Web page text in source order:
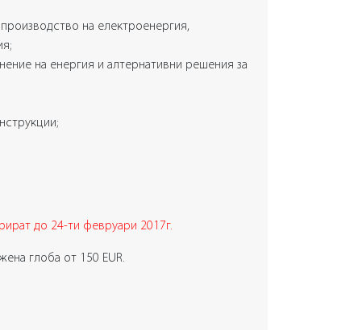
на електроенергия,
на енергия и алтернативни решения за
до 24-ти февруари 2017г.
глоба от 150 EUR.